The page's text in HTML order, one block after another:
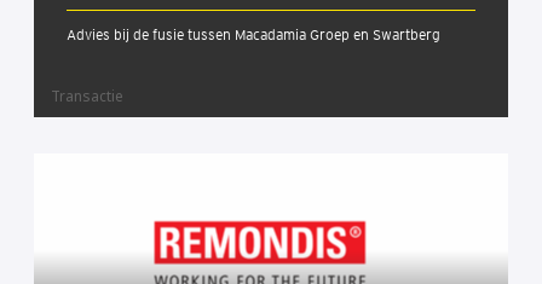
Advies bij de fusie tussen Macadamia Groep en Swartberg
Transactie